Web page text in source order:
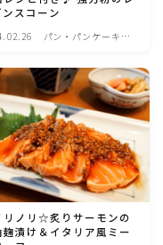
雨など)
・チーズ料理
豆製品料理
貝柱・コーン
ンスコーン
パン・パンケーキ・
イ・ケークサレ・粉
もの
リノリ☆炙りサーモンの
麹漬け＆イタリア風ミー